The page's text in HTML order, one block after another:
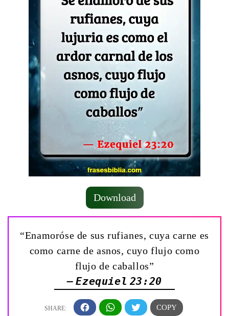
Download
“Enamoróse de sus rufianes, cuya carne es
como carne de asnos, cuyo flujo como
flujo de caballos”
— Ezequiel 23:20